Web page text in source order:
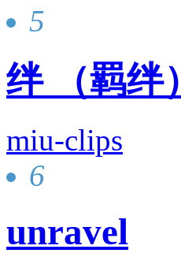
5
绊 （羁绊）
miu-clips
6
unravel